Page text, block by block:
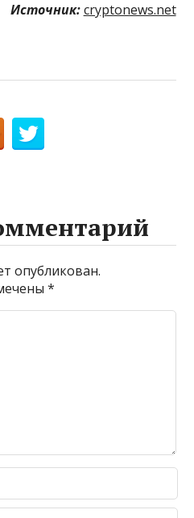
Источник: cryptonews.net
опубликован.
*